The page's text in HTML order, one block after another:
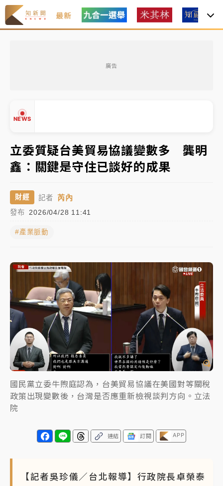
最新
廣告
NEWS
有片｜
連根拔起
中颱白海豚風雨來了！中部以北防豪雨 今晚、明天影
響最劇烈
白海豚逼近！北市水門只出不進 未移置車輛最高罰
油價持續凍漲！ 中油宣布下周一汽柴油價格維持不變
有片｜ 白海豚暴風圈逼近！新北淡水赫見龍捲風 榕樹
中颱白海豚風雨來了！中部以北防豪雨 今晚、明天影
響最劇烈
白海豚逼近！北市水門只出不進 未移置車輛最高罰
4800＋拖吊費
立委質疑台美貿易協議變數多 龔明
鑫：關鍵是守住已談好的成果
財經 記者 芮內
發布 2026/04/28 11:41
#產業脈動
國民黨立委牛煦庭認為，台美貿易協議在美國對等關稅
政策出現變數後，台灣是否應重新檢視談判方向。立法
院
連結 訂閱 APP
【記者吳珍儀／台北報導】行政院長卓榮泰